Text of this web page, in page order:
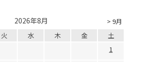
> 9月
2026年8月
火 水 木 金
土
1